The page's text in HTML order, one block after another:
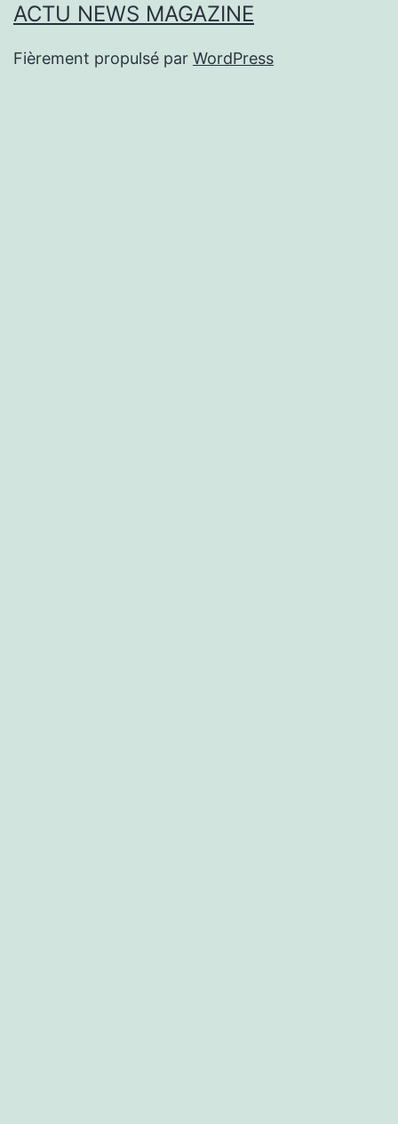
ACTU NEWS MAGAZINE
Fièrement propulsé par WordPress